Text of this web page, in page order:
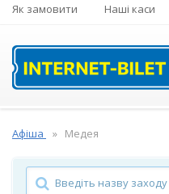
Як замовити Наші каси
Афіша Медея